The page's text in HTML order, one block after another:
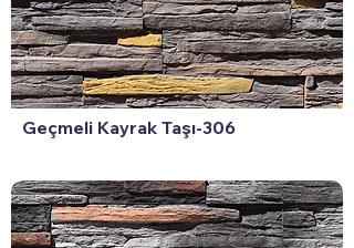
Geçmeli Kayrak Taşı-306